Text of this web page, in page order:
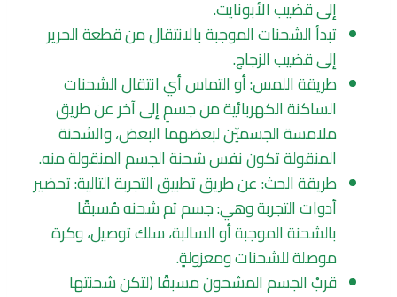
إلى قضيب الأبونايت.
تبدأ الشحنات الموجبة بالانتقال من قطعة الحرير
إلى قضيب الزجاج.
طريقة اللمس: أو التماس أي انتقال الشحنات
الساكنة الكهربائية من جسمٍ إلى آخر عن طريق
ملامسة الجسميّن لبعضهما البعض، والشحنة
المنقولة تكون نفس شحنة الجسم المنقولة منه.
طريقة الحث: عن طريق تطبيق التجربة التالية: تحضير
أدوات التجربة وهي: جسم تم شحنه مُسبقًا
بالشحنة الموجبة أو السالبة، سلك توصيل، وكرة
موصلة للشحنات ومعزولةٍ.
قربْ الجسم المشحون مسبقًا (لتكن شحنتها